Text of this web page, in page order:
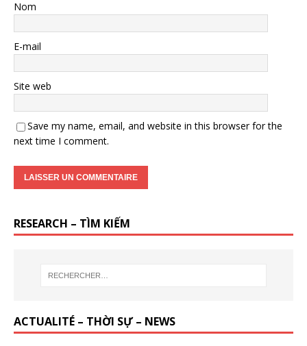
Nom
E-mail
Site web
Save my name, email, and website in this browser for the
next time I comment.
RESEARCH – TÌM KIẾM
ACTUALITÉ – THỜI SỰ – NEWS